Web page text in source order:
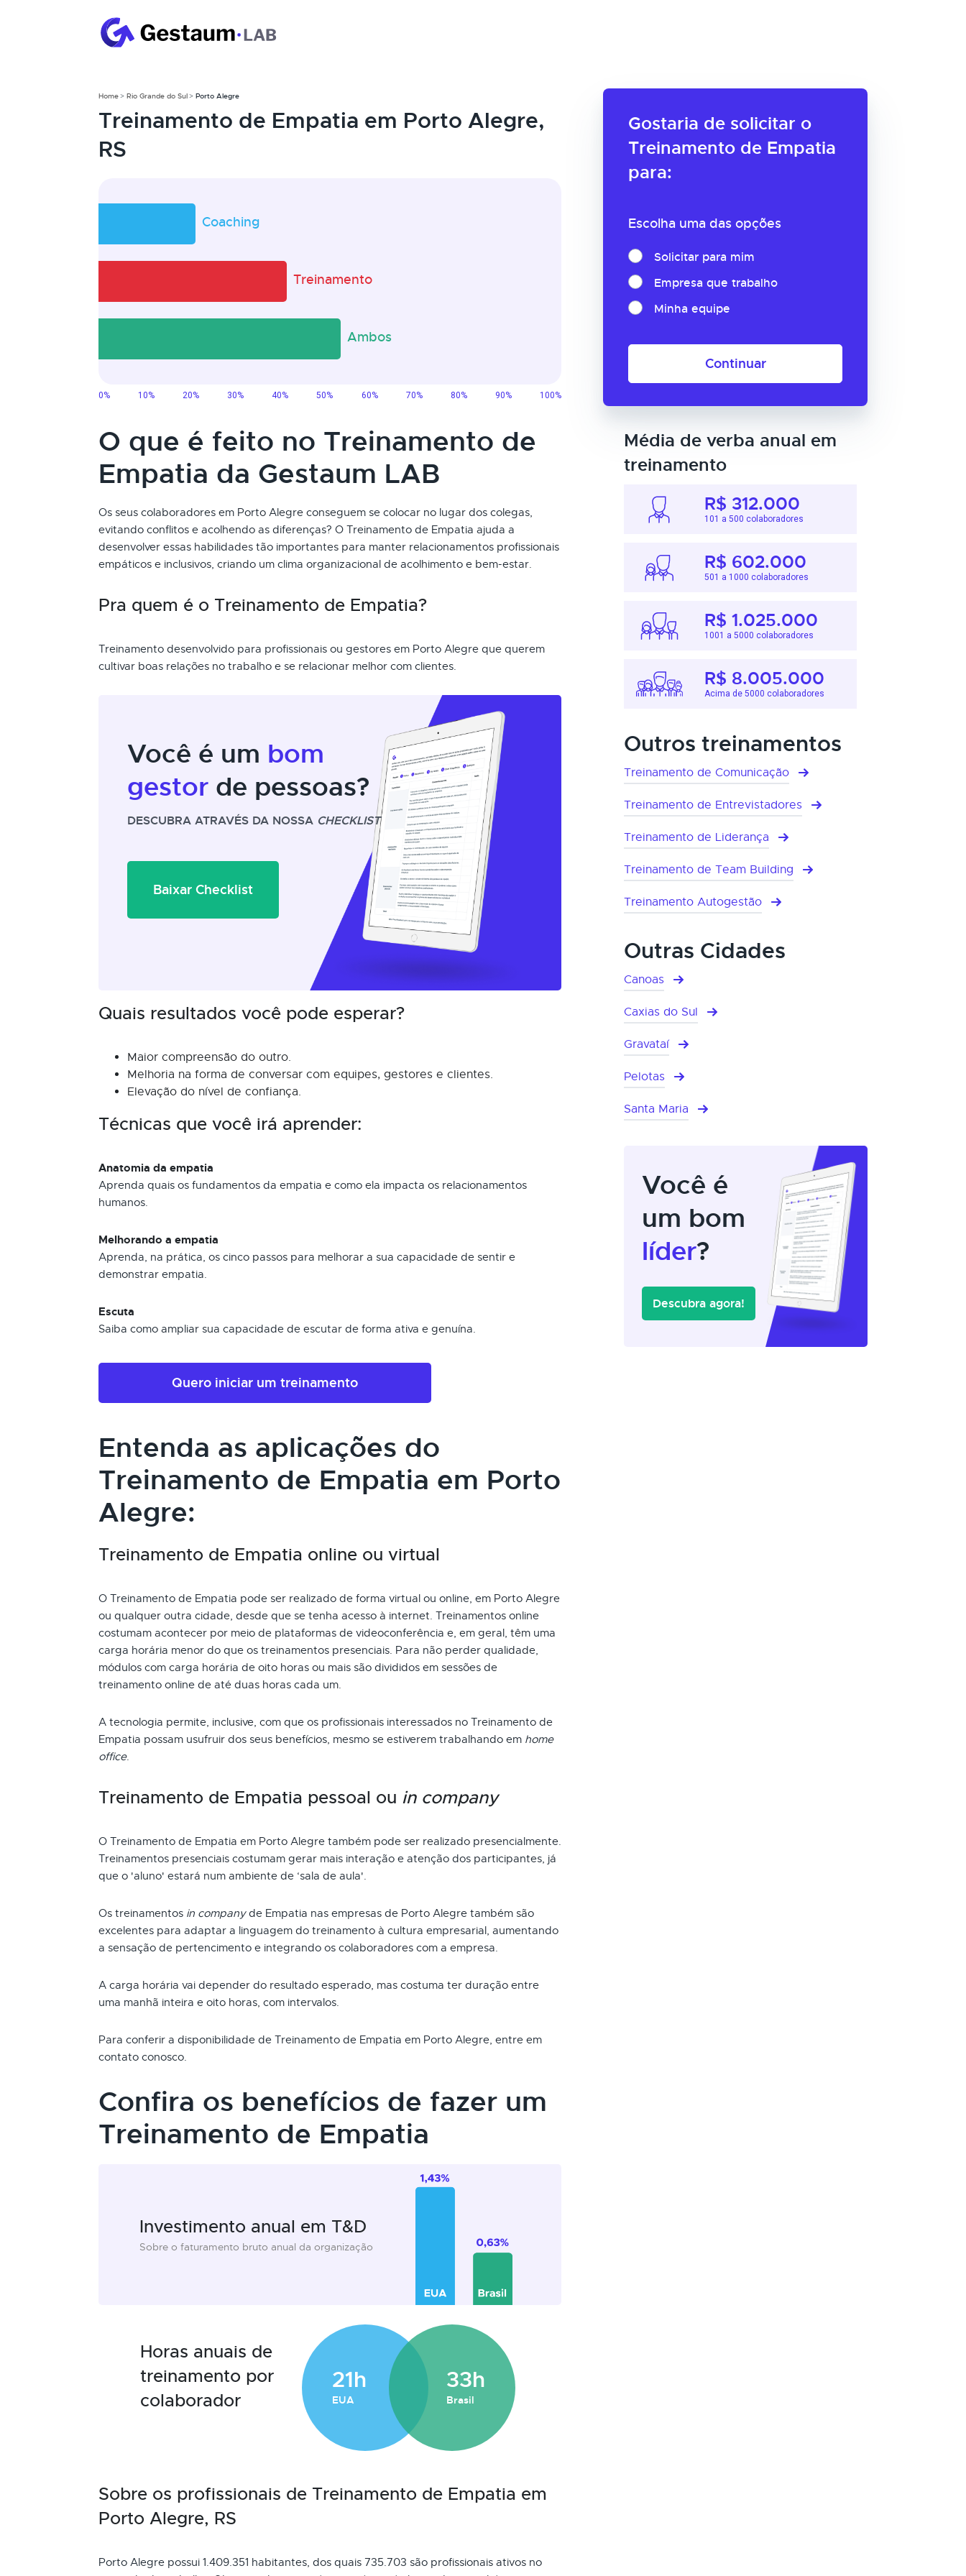
Gostaria de solicitar o
Treinamento de Empatia
para:
Escolha uma das opções
Solicitar para mim
Empresa que trabalho
Minha equipe
Continuar
Home Rio Grande do Sul Porto Alegre
Treinamento de Empatia em Porto Alegre,
RS
O que é feito no Treinamento de
Empatia da Gestaum LAB
Os seus colaboradores em Porto Alegre conseguem se colocar no lugar dos colegas,
evitando conflitos e acolhendo as diferenças? O Treinamento de Empatia ajuda a
desenvolver essas habilidades tão importantes para manter relacionamentos profissionais
empáticos e inclusivos, criando um clima organizacional de acolhimento e bem-estar.
Pra quem é o Treinamento de Empatia?
Treinamento desenvolvido para profissionais ou gestores em Porto Alegre que querem
cultivar boas relações no trabalho e se relacionar melhor com clientes.
Você é um bom
gestor de pessoas?
DESCUBRA ATRAVÉS DA NOSSA CHECKLIST
Baixar Checklist
Quais resultados você pode esperar?
Maior compreensão do outro.
Melhoria na forma de conversar com equipes, gestores e clientes.
Elevação do nível de confiança.
Técnicas que você irá aprender:
Anatomia da empatia
Aprenda quais os fundamentos da empatia e como ela impacta os relacionamentos
humanos.
Melhorando a empatia
Aprenda, na prática, os cinco passos para melhorar a sua capacidade de sentir e
demonstrar empatia.
Escuta
Saiba como ampliar sua capacidade de escutar de forma ativa e genuína.
Quero iniciar um treinamento
Entenda as aplicações do
Treinamento de Empatia em Porto
Alegre:
Treinamento de Empatia online ou virtual
O Treinamento de Empatia pode ser realizado de forma virtual ou online, em Porto Alegre
ou qualquer outra cidade, desde que se tenha acesso à internet. Treinamentos online
costumam acontecer por meio de plataformas de videoconferência e, em geral, têm uma
carga horária menor do que os treinamentos presenciais. Para não perder qualidade,
módulos com carga horária de oito horas ou mais são divididos em sessões de
treinamento online de até duas horas cada um.
A tecnologia permite, inclusive, com que os profissionais interessados no Treinamento de
Empatia possam usufruir dos seus benefícios, mesmo se estiverem trabalhando em home
office.
Treinamento de Empatia pessoal ou in company
O Treinamento de Empatia em Porto Alegre também pode ser realizado presencialmente.
Treinamentos presenciais costumam gerar mais interação e atenção dos participantes, já
que o 'aluno' estará num ambiente de ‘sala de aula'.
Os treinamentos in companyde Empatia nas empresas de Porto Alegre também são
excelentes para adaptar a linguagem do treinamento à cultura empresarial, aumentando
a sensação de pertencimento e integrando os colaboradores com a empresa.
A carga horária vai depender do resultado esperado, mas costuma ter duração entre
uma manhã inteira e oito horas, com intervalos.
Para conferir a disponibilidade de Treinamento de Empatia em Porto Alegre, entre em
contato conosco.
Confira os benefícios de fazer um
Treinamento de Empatia
Investimento anual em T&D
Sobre o faturamento bruto anual da organização
Horas anuais de
treinamento por
colaborador
21h
EUA
33h
Brasil
Sobre os profissionais de Treinamento de Empatia em
Porto Alegre, RS
Porto Alegre possui 1.409.351 habitantes, dos quais 735.703 são profissionais ativos no
Média de verba anual em
treinamento
R$ 312.000
101 a 500 colaboradores
R$ 602.000
501 a 1000 colaboradores
R$ 1.025.000
1001 a 5000 colaboradores
R$ 8.005.000
Acima de 5000 colaboradores
Outros treinamentos
Treinamento de Comunicação
Treinamento de Entrevistadores
Treinamento de Liderança
Treinamento de Team Building
Treinamento Autogestão
Outras Cidades
Canoas
Caxias do Sul
Gravataí
Pelotas
Santa Maria
Você é
um bom
líder?
Descubra agora!